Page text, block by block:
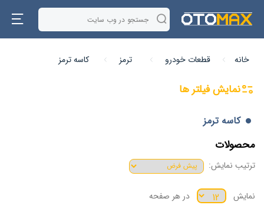
خانه قطعات خودرو ترمز کاسه ترمز
نمایش فیلتر ها
کاسه ترمز
محصولات
ترتیب نمایش:
نمایش در هر صفحه